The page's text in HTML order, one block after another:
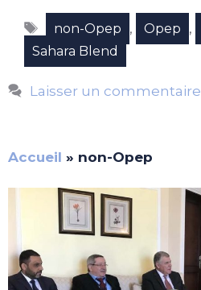
Étiquettes
non-Opep , Opep ,
Sahara Blend
Laisser un commentaire
Accueil » non-Opep